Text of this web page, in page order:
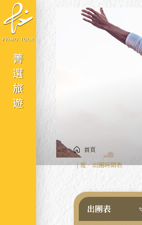
首頁
遊．出團時間表
出團表
Cookie管理面板